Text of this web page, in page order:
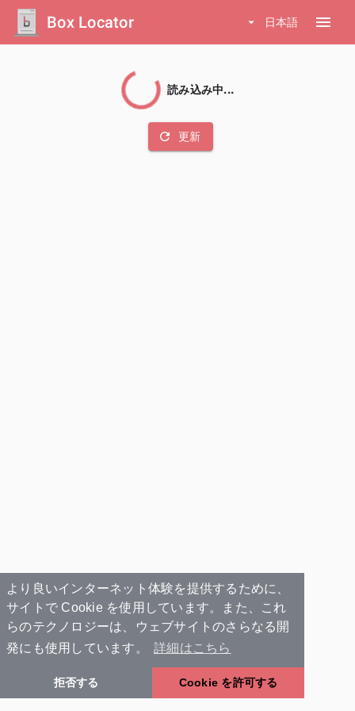
より良いインターネット体験を提供するために、
サイトで Cookie を使用しています。また、これ
らのテクノロジーは、ウェブサイトのさらなる開
発にも使用しています。
詳細はこちら
拒否する Cookie を許可する
Box Locator arrow_drop_down 日本語 menu
読み込み中...
refresh 更新